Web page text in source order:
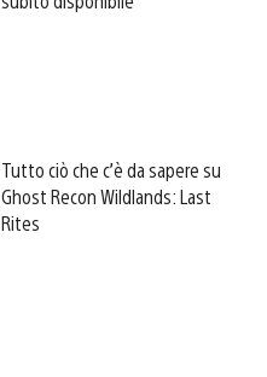
Tutto ciò che c’è da sapere su
Ghost Recon Wildlands: Last
Rites